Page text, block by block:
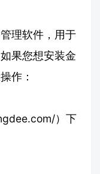
理软件，用于
果您想安装金
作：
）下